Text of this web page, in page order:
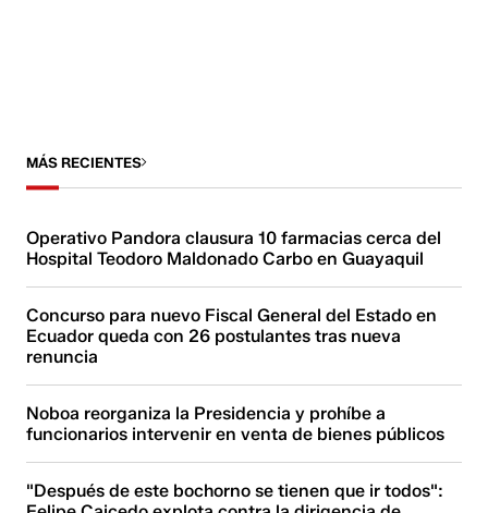
MÁS RECIENTES
Operativo Pandora clausura 10 farmacias cerca del
Hospital Teodoro Maldonado Carbo en Guayaquil
Concurso para nuevo Fiscal General del Estado en
Ecuador queda con 26 postulantes tras nueva
renuncia
Noboa reorganiza la Presidencia y prohíbe a
funcionarios intervenir en venta de bienes públicos
"Después de este bochorno se tienen que ir todos":